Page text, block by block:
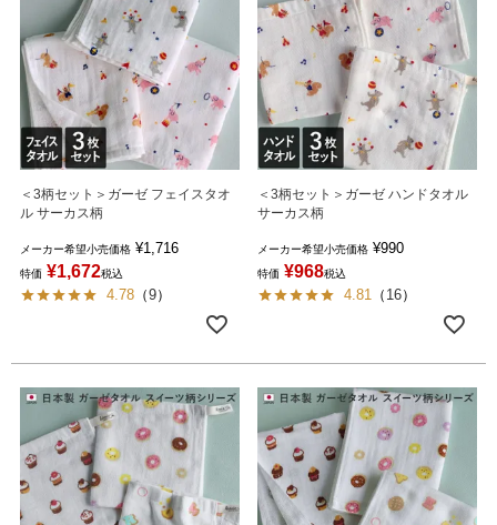
＜3柄セット＞ガーゼ フェイスタオ
ル サーカス柄
メーカー希望小売価格 ¥1,716
特価 ¥1,672税込
4.78 （9）
＜3柄セット＞ガーゼ ハンドタオル
サーカス柄
メーカー希望小売価格 ¥990
特価 ¥968税込
4.81 （ 16）